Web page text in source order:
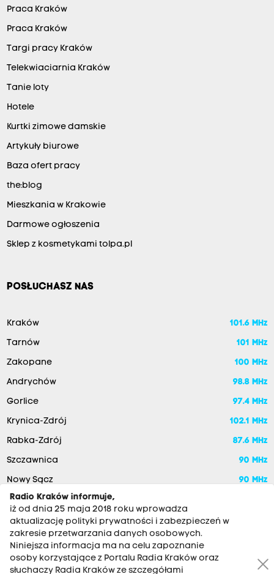
Praca Kraków
Praca Kraków
Targi pracy Kraków
Telekwiaciarnia Kraków
Tanie loty
Hotele
Kurtki zimowe damskie
Artykuły biurowe
Baza ofert pracy
the:blog
Mieszkania w Krakowie
Darmowe ogłoszenia
Sklep z kosmetykami tolpa.pl
POSŁUCHASZ NAS
Kraków 101.6 MHz
Tarnów 101 MHz
Zakopane 100 MHz
Andrychów 98.8 MHz
Gorlice 97.4 MHz
Krynica-Zdrój 102.1 MHz
Rabka-Zdrój 87.6 MHz
Szczawnica 90 MHz
Nowy Sącz
90 MHz
Radio Kraków informuje,
iż od dnia 25 maja 2018 roku wprowadza
aktualizację polityki prywatności i zabezpieczeń w
zakresie przetwarzania danych osobowych.
Niniejsza informacja ma na celu zapoznanie
osoby korzystające z Portalu Radia Kraków oraz
słuchaczy Radia Kraków ze szczegółami